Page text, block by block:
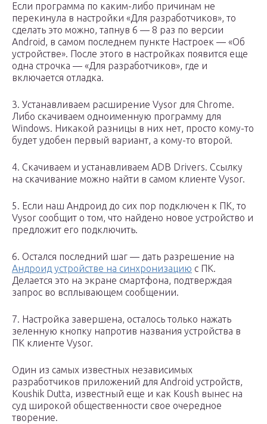
Если программа по каким-либо причинам не
перекинула в настройки «Для разработчиков», то
сделать это можно, тапнув 6 — 8 раз по версии
Android, в самом последнем пункте Настроек — «Об
устройстве». После этого в настройках появится еще
одна строчка — «Для разработчиков», где и
включается отладка.
3. Устанавливаем расширение Vysor для Chrome.
Либо скачиваем одноименную программу для
Windows. Никакой разницы в них нет, просто кому-то
будет удобен первый вариант, а кому-то второй.
4. Скачиваем и устанавливаем ADB Drivers. Ссылку
на скачивание можно найти в самом клиенте Vysor.
5. Если наш Андроид до сих пор подключен к ПК, то
Vysor сообщит о том, что найдено новое устройство и
предложит его подключить.
6. Остался последний шаг — дать разрешение на
Андроид устройстве на синхронизацию с ПК.
Делается это на экране смартфона, подтверждая
запрос во всплывающем сообщении.
7. Настройка завершена, осталось только нажать
зеленную кнопку напротив названия устройства в
ПК клиенте Vysor.
Один из самых известных независимых
разработчиков приложений для Android устройств,
Koushik Dutta, известный еще и как Koush вынес на
суд широкой общественности свое очередное
творение.